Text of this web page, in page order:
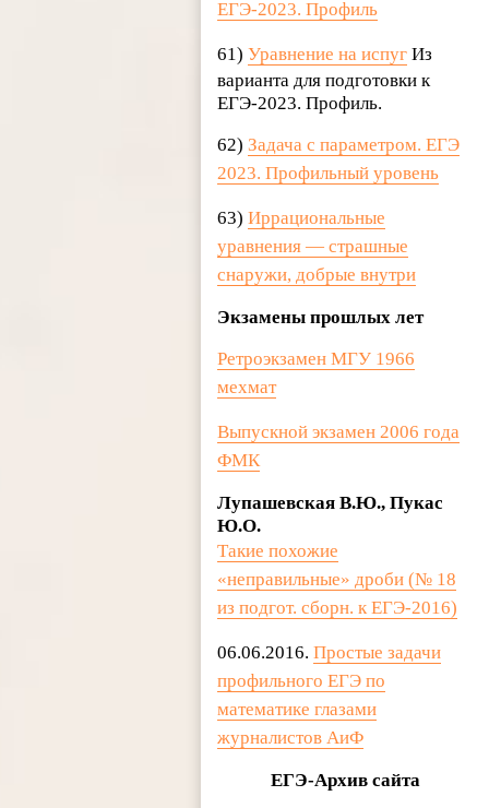
ЕГЭ-2023. Профиль
61)Уравнение на испуг Из
варианта для подготовки к
ЕГЭ-2023. Профиль.
62)Задача с параметром. ЕГЭ
2023. Профильный уровень
63)Иррациональные
уравнения — страшные
снаружи, добрые внутри
Экзамены прошлых лет
Ретроэкзамен МГУ 1966
мехмат
Выпускной экзамен 2006 года
ФМК
Лупашевская В.Ю., Пукас
Ю.О.
Такие похожие
«неправильные» дроби (№ 18
из подгот. сборн. к ЕГЭ-2016)
06.06.2016.Простые задачи
профильного ЕГЭ по
математике глазами
журналистов АиФ
ЕГЭ-Архив сайта